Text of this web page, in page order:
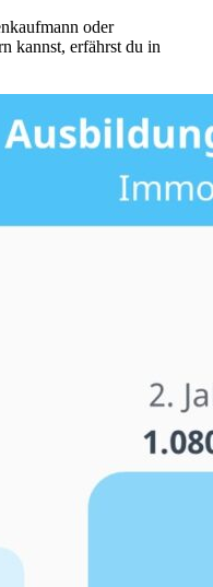
oder
kannst, erfährst du in